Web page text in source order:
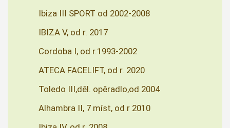
Ibiza III SPORT od 2002-2008
IBIZA V, od r. 2017
Cordoba I, od r.1993-2002
ATECA FACELIFT, od r. 2020
Toledo III,děl. opěradlo,od 2004
Alhambra II, 7 míst, od r 2010